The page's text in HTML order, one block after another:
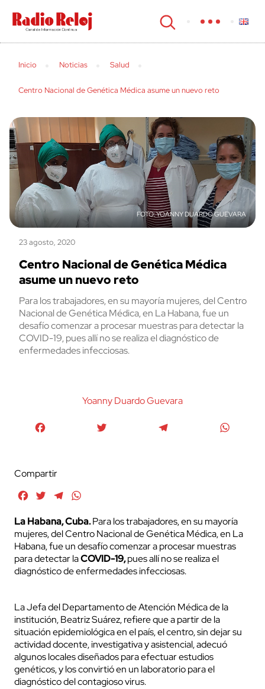
cerrar
Inicio Noticias Salud
Centro Nacional de Genética Médica asume un nuevo reto
YOANNY DUARDO GUEVARA
23 agosto, 2020
Centro Nacional de Genética Médica
asume un nuevo reto
Para los trabajadores, en su mayoría mujeres, del Centro
Nacional de Genética Médica, en La Habana, fue un
desafío comenzar a procesar muestras para detectar la
COVID-19, pues allí no se realiza el diagnóstico de
enfermedades infecciosas.
Yoanny Duardo Guevara
Compartir
FacebookTwitterTelegram
La Habana, Cuba.Para los trabajadores, en su mayoría
mujeres, del Centro Nacional de Genética Médica, en La
Habana, fue un desafío comenzar a procesar muestras
para detectar laCOVID-19,pues allí no se realiza el
diagnóstico de enfermedades infecciosas.
La Jefa del Departamento de Atención Médica de la
institución, Beatriz Suárez, refiere que a partir de la
situación epidemiológica en el país, el centro, sin dejar su
actividad docente, investigativa y asistencial, adecuó
algunos locales diseñados para efectuar estudios
genéticos, y los convirtió en un laboratorio para el
diagnóstico del contagioso virus.